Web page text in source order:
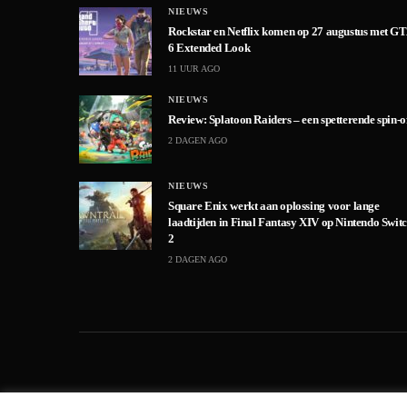
NIEUWS
Rockstar en Netflix komen op 27 augustus met
6 Extended Look
11 UUR AGO
NIEUWS
Review: Splatoon Raiders – een spetterende spin-
2 DAGEN AGO
NIEUWS
Square Enix werkt aan oplossing voor lange
laadtijden in Final Fantasy XIV op Nintendo
2
2 DAGEN AGO